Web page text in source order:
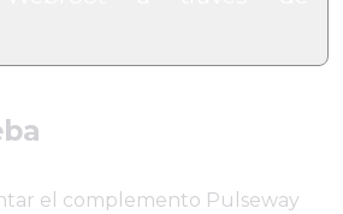
el complemento Pulseway